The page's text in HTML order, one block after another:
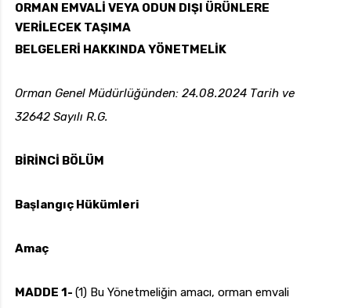
Pzt — Cmt: 09:00 — 18:00
ORMAN EMVALİ VEYA ODUN DIŞI ÜRÜNLERE
VERİLECEK TAŞIMA
BELGELERİ HAKKINDA YÖNETMELİK
Orman Genel Müdürlüğünden: 24.08.2024 Tarih ve
32642 Sayılı R.G.
BİRİNCİ BÖLÜM
Başlangıç Hükümleri
Amaç
MADDE 1- (1) Bu Yönetmeliğin amacı, orman emvali